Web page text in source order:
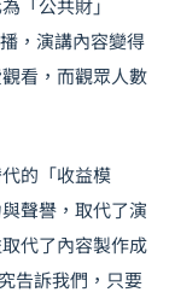
「公共財」
，演講內容變得
看，而觀眾人數
的「收益模
聲譽，取代了演
代了內容製作成
告訴我們，只要